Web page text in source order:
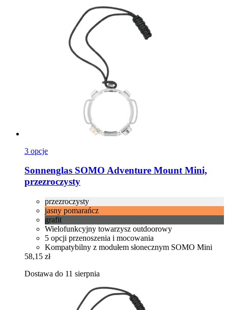
3 opcje
Sonnenglas SOMO Adventure Mount Mini,
przezroczysty
przezroczysty
jasny pomarańcz
grafit
Wielofunkcyjny towarzysz outdoorowy
5 opcji przenoszenia i mocowania
Kompatybilny z modułem słonecznym SOMO Mini
58,15 zł
Dostawa do 11 sierpnia